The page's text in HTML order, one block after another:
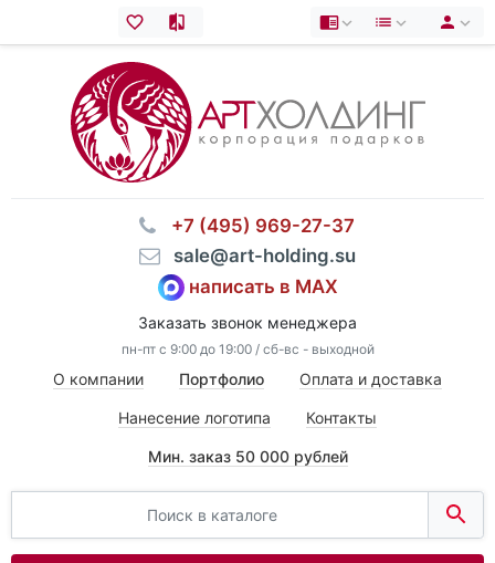
⠀+7 (495) 969-27-37
⠀sale@art-holding.su
написать в MAX
Заказать звонок менеджера
пн-пт с 9:00 до 19:00 / сб-вс - выходной
О компании Портфолио Оплата и доставка
Нанесение логотипа Контакты
Мин. заказ 50 000 рублей